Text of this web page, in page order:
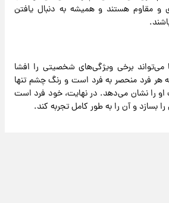
و مقاوم هستند و همیشه به دنبال یافتن
برخی ویژگی‌های شخصیتی را افشا
هر فرد منحصر به فرد است و رنگ چشم تنها
را نشان می‌دهد. در نهایت، خود فرد است
بسازد و آن را به طور کامل تجربه کند.